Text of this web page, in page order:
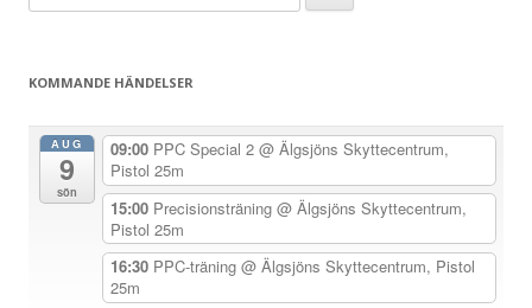
a
efter:
KOMMANDE HÄNDELSER
AUG
9
sön
09:00 PPC Special 2 @ Älgsjöns Skyttecentrum,
Pistol 25m
15:00 Precisionsträning @ Älgsjöns Skyttecentrum,
Pistol 25m
16:30 PPC-träning @ Älgsjöns Skyttecentrum, Pistol
25m